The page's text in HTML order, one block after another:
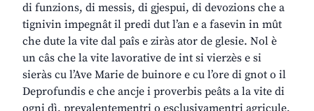
di funzions, di messis, di gjespui, di devozions che a
tignivin impegnât il predi dut l’an e a fasevin in mût
che dute la vite dal paîs e ziràs ator de glesie. Nol è
un câs che la vite lavorative de int si vierzès e si
sieràs cu l’Ave Marie de buinore e cu l’ore di gnot o il
Deprofundis e che ancje i proverbis peâts a la vite di